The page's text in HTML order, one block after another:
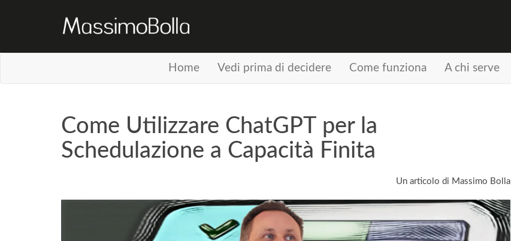
Home Vedi prima di decidere Come funziona A chi serve
Come Utilizzare ChatGPT per la
Schedulazione a Capacità Finita
Un articolo di Massimo Bolla